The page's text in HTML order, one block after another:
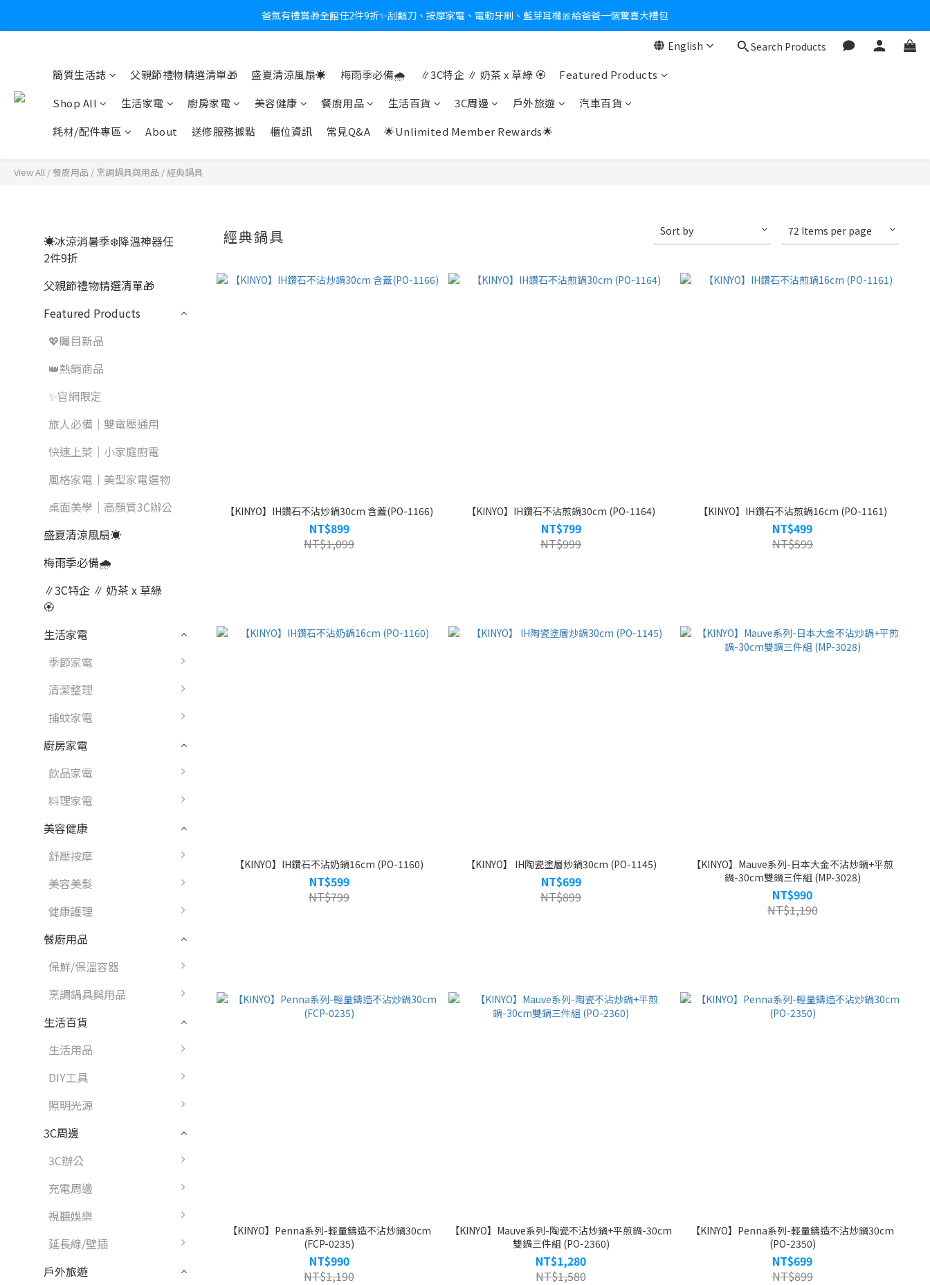
新會員送$100購物金✨再享消費回饋無極限
爸氣有禮賞🎁全館任2件9折✨刮鬍刀、按摩家電、電動牙刷、藍芽耳機🎀給爸爸一個驚喜大禮包
新會員送$100購物金✨再享消費回饋無極限
English Search Products
簡質生活誌 父親節禮物精選清單🎁 盛夏清涼風扇☀️ 梅雨季必備🌧️ ∥3C特企 ∥ 奶茶 x 草綠 🏵
Featured Products
Shop All
生活家電 廚房家電 美容健康 餐廚用品 生活百貨 3C周邊 戶外旅遊
汽車百貨
耗材/配件專區
About 送修服務據點 櫃位資訊 常見Q&A 🌟Unlimited Member Rewards🌟
View All /餐廚用品 / 烹調鍋具與用品 / 經典鍋具
☀️冰涼消暑季❄️降溫神器任
2件9折
父親節禮物精選清單🎁
Featured Products
💖矚目新品
👑熱銷商品
✨官網限定
旅人必備｜雙電壓通用
快速上菜｜小家庭廚電
風格家電｜美型家電選物
桌面美學｜高顏質3C辦公
盛夏清涼風扇☀️
梅雨季必備🌧️
∥3C特企 ∥ 奶茶 x 草綠
🏵
生活家電
季節家電
清潔整理
捕蚊家電
廚房家電
飲品家電
料理家電
美容健康
舒壓按摩
美容美髮
健康護理
餐廚用品
保鮮/保溫容器
烹調鍋具與用品
生活百貨
生活用品
DIY工具
照明光源
3C周邊
3C辦公
充電周邊
視聽娛樂
延長線/壁插
戶外旅遊
經典鍋具 Sort by 72 Items per page
【KINYO】IH鑽石不沾炒鍋30cm 含蓋(PO-1166)
NT$899
NT$1,099
【KINYO】IH鑽石不沾煎鍋30cm (PO-1164)
NT$799
NT$999
【KINYO】IH鑽石不沾煎鍋16cm (PO-1161)
NT$499
NT$599
【KINYO】IH鑽石不沾奶鍋16cm (PO-1160)
NT$599
NT$799
【KINYO】 IH陶瓷塗層炒鍋30cm (PO-1145)
NT$699
NT$899
【KINYO】Mauve系列-日本大金不沾炒鍋+平煎
鍋-30cm雙鍋三件組 (MP-3028)
NT$990
NT$1,190
【KINYO】Penna系列-輕量鑄造不沾炒鍋30cm
(FCP-0235)
NT$990
NT$1,190
【KINYO】Mauve系列-陶瓷不沾炒鍋+平煎鍋-30cm
雙鍋三件組 (PO-2360)
NT$1,280
NT$1,580
【KINYO】Penna系列-輕量鑄造不沾炒鍋30cm
(PO-2350)
NT$699
NT$899